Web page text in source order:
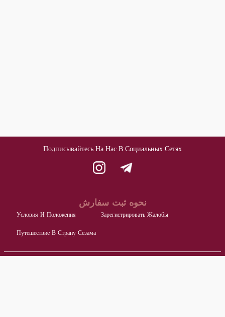
Подписывайтесь На Нас В Социальных Сетях
نحوه ثبت سفارش
Условия И Положения Зарегистрировать Жалобы
Путешествие В Страну Сезама